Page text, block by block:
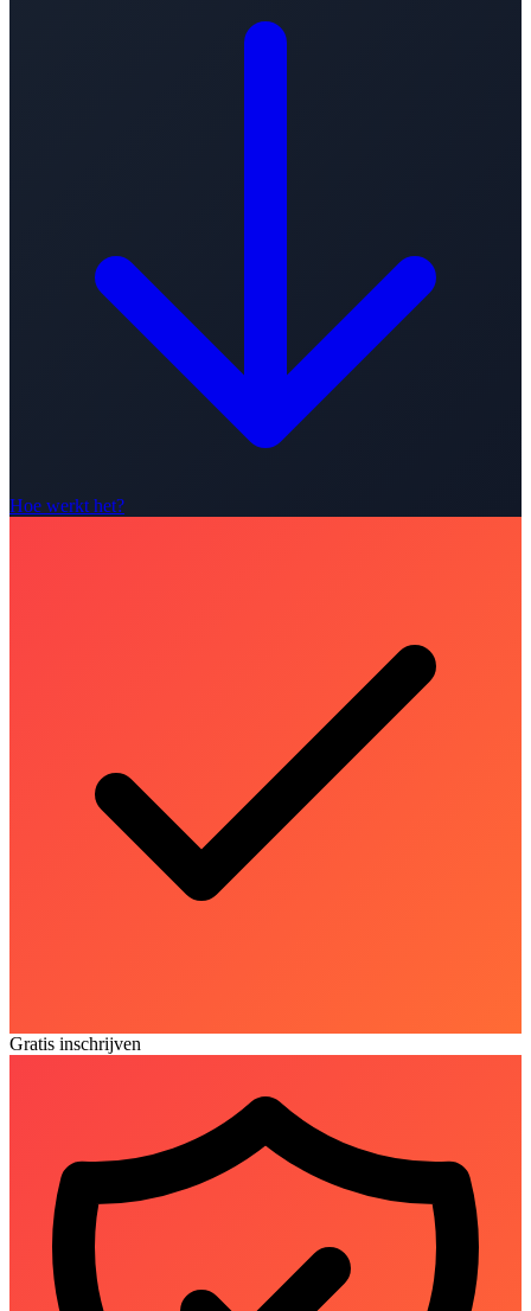
Hoe werkt het?
Gratis inschrijven